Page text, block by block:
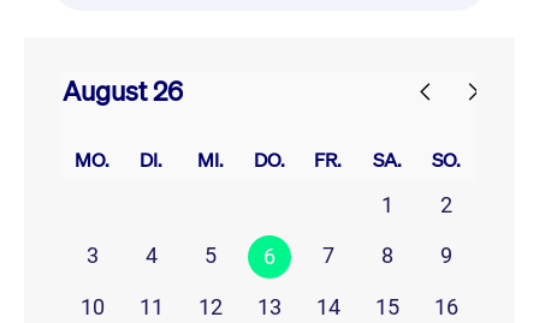
August 26
MO. DI. MI. DO. FR. SA. SO.
1
2
3
4 5 6 7 8 9
10 11 12 13 14 15
16